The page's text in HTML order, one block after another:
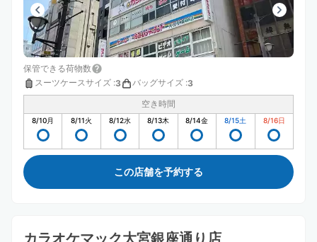
保管できる荷物数
スーツケースサイズ :3 バッグサイズ :3
空き時間
8/10月 8/11火 8/12水 8/13木 8/14金 8/15土 8/16日
この店舗を予約する
カラオケマック大宮銀座通り店